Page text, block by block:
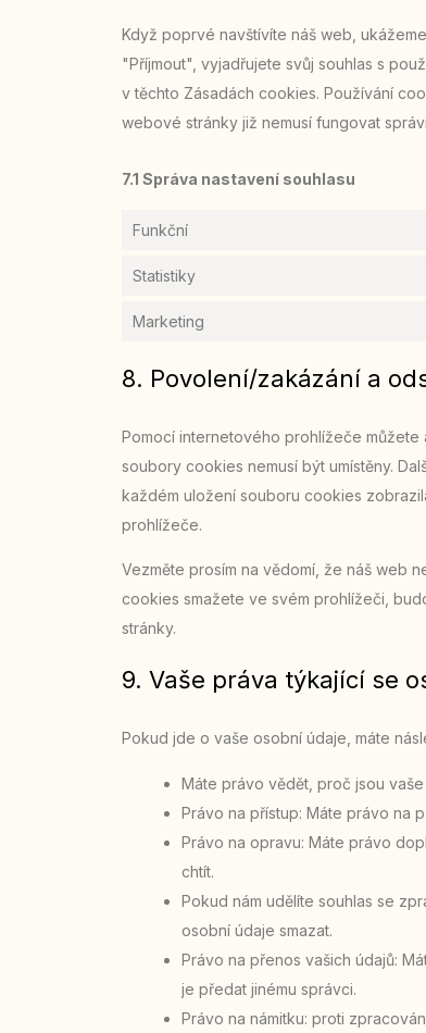
Když poprvé navštívíte náš web,
"Příjmout", vyjadřujete svůj souhlas s
v těchto Zásadách cookies. Používání
webové stránky již nemusí fungovat
7.1 Správa nastavení souhlasu
Funkční
Statistiky
Marketing
8. Povolení/zakázání a
Pomocí internetového prohlížeče
soubory cookies nemusí být umístěny.
každém uložení souboru cookies
prohlížeče.
Vezměte prosím na vědomí, že náš web
cookies smažete ve svém prohlížeči,
stránky.
9. Vaše práva týkající se
Pokud jde o vaše osobní údaje, máte
Máte právo vědět, proč jsou
Právo na přístup: Máte právo na
Právo na opravu: Máte právo
chtít.
Pokud nám udělíte souhlas se
osobní údaje smazat.
Právo na přenos vašich údajů:
je předat jinému správci.
Právo na námitku: proti